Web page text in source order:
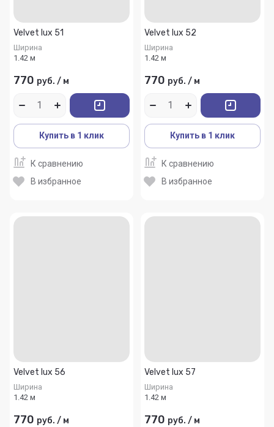
Velvet lux 51
Ширина
1.42 м
770 руб. / м
Купить в 1 клик
К сравнению
В избранное
Velvet lux 52
Ширина
1.42 м
770 руб. / м
Купить в 1 клик
К сравнению
В избранное
Velvet lux 56
Ширина
1.42 м
770 руб. / м
Velvet lux 57
Ширина
1.42 м
770 руб. / м